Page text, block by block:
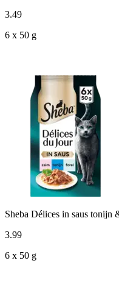
3.49
6 x 50 g
Sheba Délices in saus tonijn
3.99
6 x 50 g